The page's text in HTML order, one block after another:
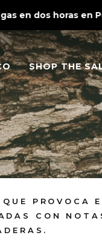
horas en
SHOP THE
PROVOCA
CON